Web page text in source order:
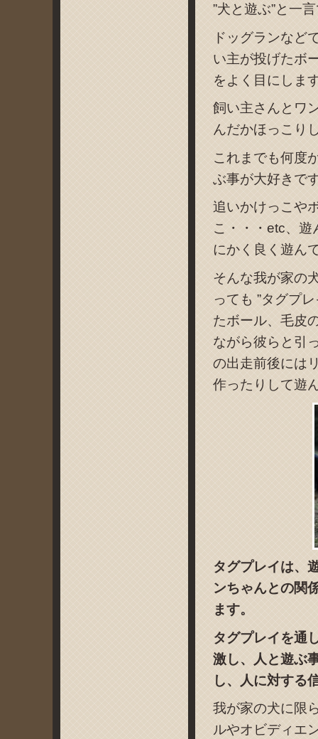
”犬と遊ぶ”と一
ドッグランなど
い主が投げたボ
をよく目にしま
飼い主さんとワ
んだかほっこり
これまでも何度
ぶ事が大好きで
追いかけっこや
こ・・・etc、遊
にかく良く遊ん
そんな我が家の
っても ”タグプ
たボール、毛皮
ながら彼らと引
の出走前後には
作ったりして遊
タグプレイは、
ンちゃんとの関
ます。
タグプレイを通
激し、人と遊ぶ
し、人に対する
我が家の犬に限
ルやオビディエ